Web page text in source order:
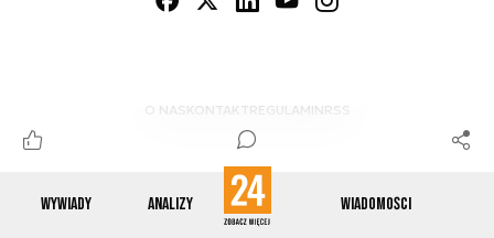
Wywiady Analizy Wiadomości
O NAS KONTAKTREGULAMINRSS
© 2012-2026 ENERGETYKA24